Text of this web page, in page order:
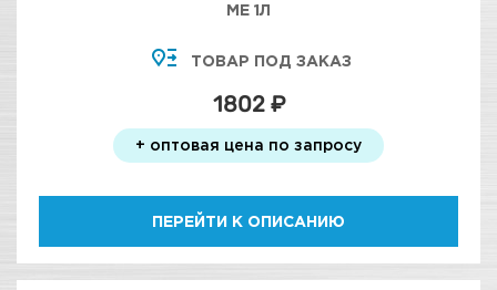
МЕ 1Л
ТОВАР ПОД ЗАКАЗ
1802 ₽
+ оптовая цена по запросу
ПЕРЕЙТИ К ОПИСАНИЮ